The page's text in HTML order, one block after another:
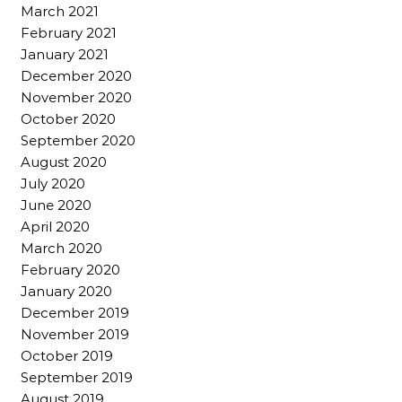
March 2021
February 2021
January 2021
December 2020
November 2020
October 2020
September 2020
August 2020
July 2020
June 2020
April 2020
March 2020
February 2020
January 2020
December 2019
November 2019
October 2019
September 2019